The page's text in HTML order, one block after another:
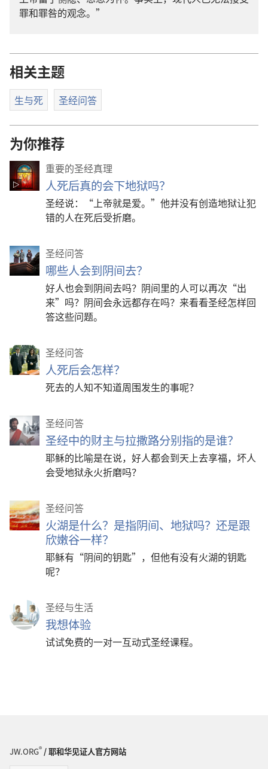
罪和罪咎的观念。”
相关主题
生与死 圣经问答
为你推荐
重要的圣经真理
人死后真的会下地狱吗？
圣经说：“上帝就是爱。”他并没有创造地狱让犯
错的人在死后受折磨。
圣经问答
哪些人会到阴间去？
好人也会到阴间去吗？阴间里的人可以再次“出
来”吗？阴间会永远都存在吗？来看看圣经怎样回
答这些问题。
圣经问答
人死后会怎样？
死去的人知不知道周围发生的事呢？
圣经问答
圣经中的财主与拉撒路分别指的是谁？
耶稣的比喻是在说，好人都会到天上去享福，坏人
会受地狱永火折磨吗？
圣经问答
火湖是什么？是指阴间、地狱吗？还是跟
欣嫩谷一样？
耶稣有“阴间的钥匙”，但他有没有火湖的钥匙
呢？
圣经与生活
我想体验
试试免费的一对一互动式圣经课程。
JW.ORG®/ 耶和华见证人官方网站